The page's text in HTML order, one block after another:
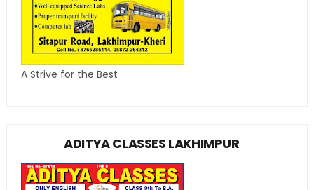
A Strive for the Best
ADITYA CLASSES LAKHIMPUR